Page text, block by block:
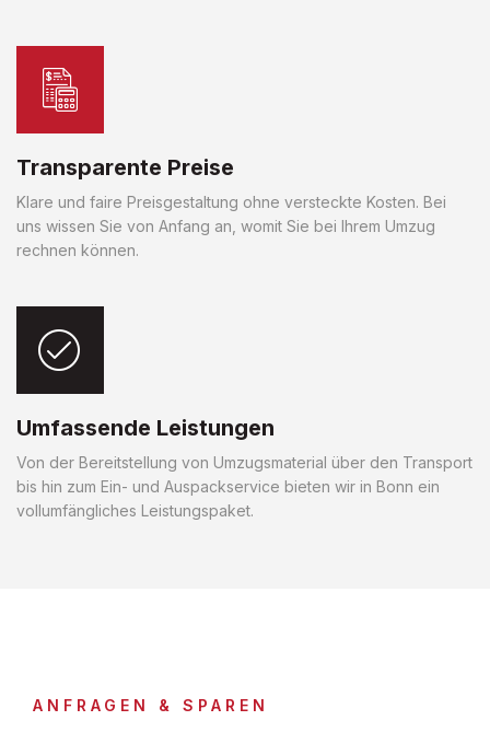
Transparente Preise
Klare und faire Preisgestaltung ohne versteckte Kosten. Bei
uns wissen Sie von Anfang an, womit Sie bei Ihrem Umzug
rechnen können.
Umfassende Leistungen
Von der Bereitstellung von Umzugsmaterial über den Transport
bis hin zum Ein- und Auspackservice bieten wir in Bonn ein
vollumfängliches Leistungspaket.
ANFRAGEN & SPAREN